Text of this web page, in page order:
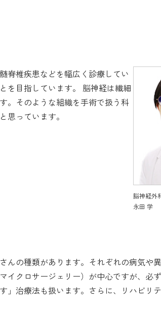
脳神経外
永田 学
脊椎疾患などを幅広く診療してい
を目指しています。 脳神経は繊細
。そのような組織を手術で扱う科
思っています。
んの種類があります。それぞれの病気や
クロサージェリー）が中心ですが、必
」治療法も扱います。さらに、リハビリ